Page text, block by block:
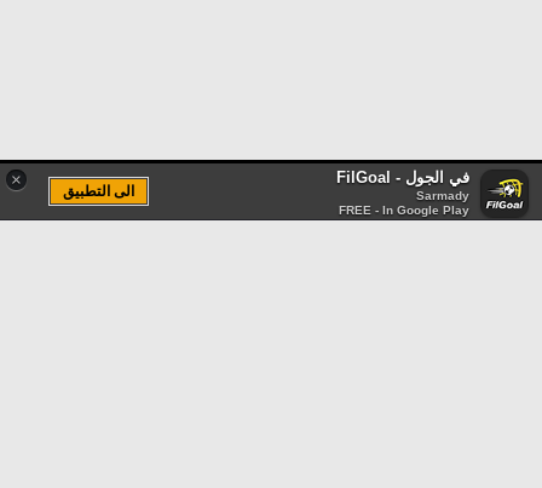
× في الجول - FilGoal
Sarmady
FREE - In Google Play
الى التطبيق